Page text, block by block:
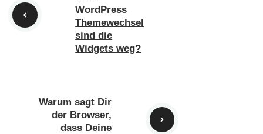
WordPress
Themewechsel
sind die
Widgets weg?
Warum sagt Dir
der Browser,
dass Deine